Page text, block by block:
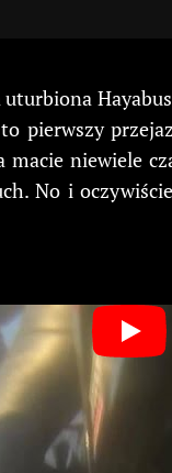
pierwszy
niewiele
No i